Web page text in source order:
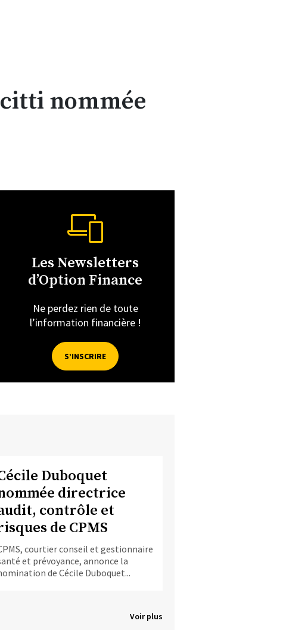
nommée
Les Newsletters
d’Option Finance
Ne perdez rien de toute
l’information financière !
S’INSCRIRE
Duboquet
directrice
contrôle et
de CPMS
courtier conseil et gestionnaire
et prévoyance, annonce la
de Cécile Duboquet...
Voir plus